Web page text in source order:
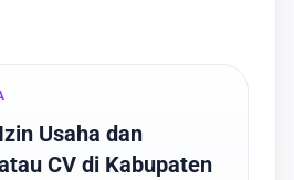
Usaha dan
CV di Kabupaten